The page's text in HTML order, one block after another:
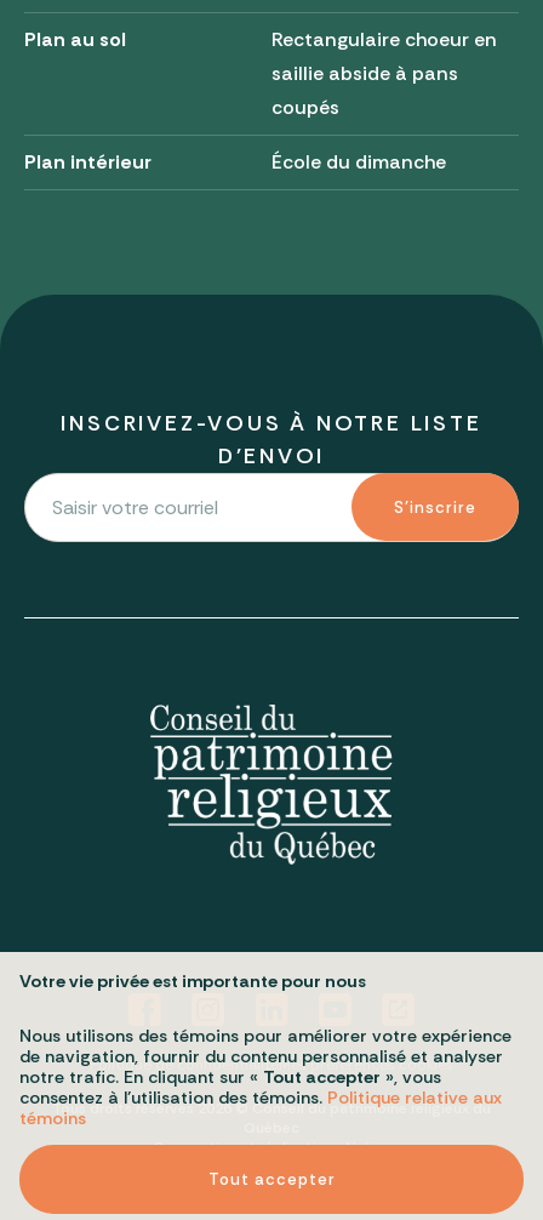
Plan au sol
Rectangulaire choeur en
saillie abside à pans
coupés
Plan intérieur École du dimanche
INSCRIVEZ-VOUS À NOTRE LISTE
D'ENVOI
S'inscrire
Politique de confidentialitéMes préférences cookies
Tous droits réservés 2026 © Conseil du patrimoine religieux du
Conception et réalisation :Nubee
Votre vie privée est importante pour nous
Nous utilisons des témoins pour améliorer votre expérience
de navigation, fournir du contenu personnalisé et analyser
notre trafic. En cliquant sur « Tout accepter », vous
consentez à l’utilisation des témoins. Politique relative aux
témoins
Tout accepter